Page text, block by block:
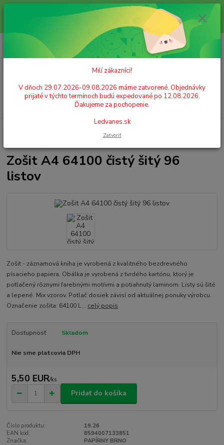
Milí zákazníci! V dňoch 29.07.2026-09.08.2026 máme zatvorené.
Objednávky prijaté v týchto termínoch budú expedované po 12.08.2026.
Ďakujeme za pochopenie. Ledvanes.sk
+421 908 755 958
Po. - Pia. od 9:00 hod. - 16:00 hod.
za0,00 EUR
Zošit A4 64100 čistý šitý 96
listov
Zošit - záznamová kniha je vyrobená z kvalitného bezdrevného
písacieho papiera. Obálka je vyrobená z tvrdého kartónu, ktorý je
potlačený rôznymi farebnými motívmi a potiahnutý laminom. Listy sú šité
a lepené. Mix vzorov. Potlač dosiek závisí od aktuálnej ponuky výrobcu.
Označenie zošita: 64100 L... celý popis
Dostupnosť Skladom
Nie sme platcovia DPH
5,50 EUR/ks
Pridať do košíka
Číslo produktu:
19.26
EAN kód:
8594007133851
Značka:
PAPÍRNY BRNO
Milí zákazníci!
V dňoch 29.07.2026-09.08.2026 máme zatvorené. Objednávky
prijaté v týchto termínoch budú expedované po 12.08.2026.
Ďakujeme za pochopenie.
Ledvanes.sk
Zatvoriť